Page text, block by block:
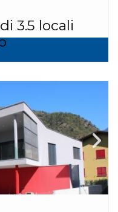
3.5 locali